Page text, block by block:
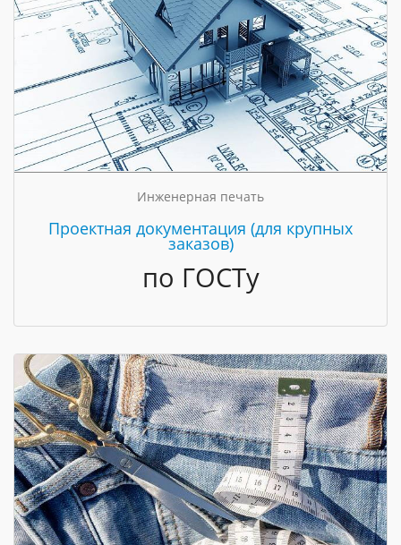
Инженерная печать
Проектная документация (для крупных
заказов)
по ГОСТу